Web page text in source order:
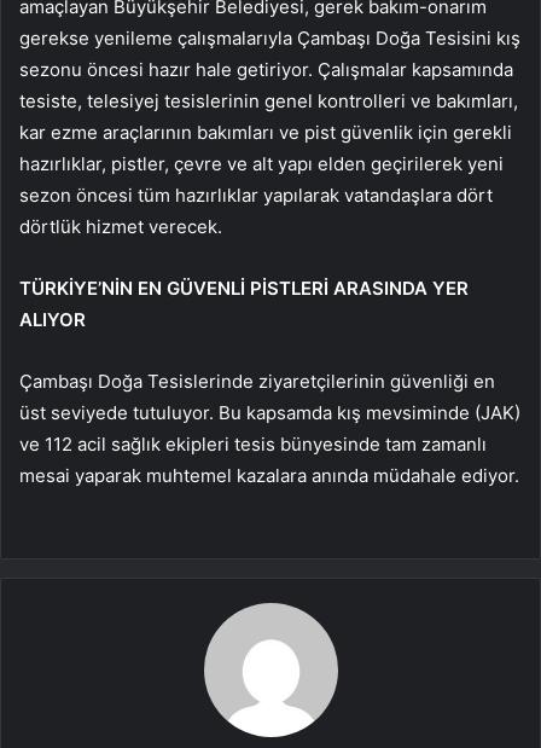
amaçlayan Büyükşehir Belediyesi, gerek bakım-onarım
gerekse yenileme çalışmalarıyla Çambaşı Doğa Tesisini kış
sezonu öncesi hazır hale getiriyor. Çalışmalar kapsamında
tesiste, telesiyej tesislerinin genel kontrolleri ve bakımları,
kar ezme araçlarının bakımları ve pist güvenlik için gerekli
hazırlıklar, pistler, çevre ve alt yapı elden geçirilerek yeni
sezon öncesi tüm hazırlıklar yapılarak vatandaşlara dört
dörtlük hizmet verecek.
TÜRKİYE’NİN EN GÜVENLİ PİSTLERİ ARASINDA YER
ALIYOR
Çambaşı Doğa Tesislerinde ziyaretçilerinin güvenliği en
üst seviyede tutuluyor. Bu kapsamda kış mevsiminde (JAK)
ve 112 acil sağlık ekipleri tesis bünyesinde tam zamanlı
mesai yaparak muhtemel kazalara anında müdahale ediyor.